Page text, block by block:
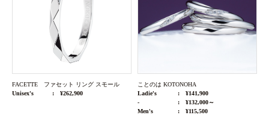
FACETTE ファセット リング スモール
Unisex's
¥262,900
ことのは KOTONOHA
Ladie's
¥141,900
-
¥132,000～
Men's
¥115,500